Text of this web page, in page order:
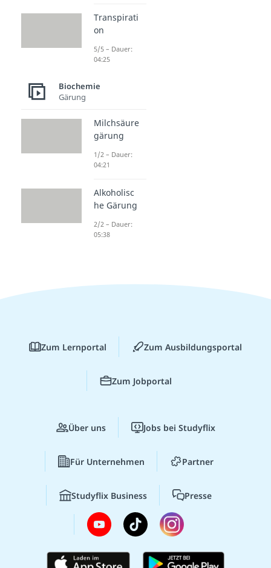
Transpirati
on
5/5 – Dauer:
04:25
Biochemie
Gärung
Milchsäure
gärung
1/2 – Dauer:
04:21
Alkoholisc
he Gärung
2/2 – Dauer:
05:38
Zum Lernportal Zum Ausbildungsportal
Zum Jobportal
Über uns Jobs bei Studyflix
Für Unternehmen Partner
Studyflix Business Presse